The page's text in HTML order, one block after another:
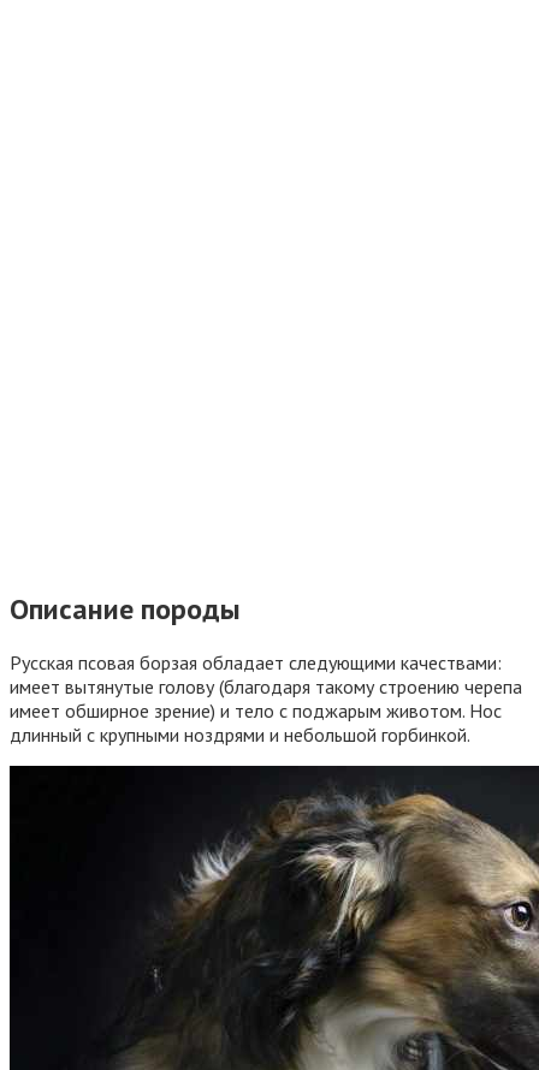
Описание породы
Русская псовая борзая обладает следующими качествами:
имеет вытянутые голову (благодаря такому строению черепа
имеет обширное зрение) и тело с поджарым животом. Нос
длинный с крупными ноздрями и небольшой горбинкой.